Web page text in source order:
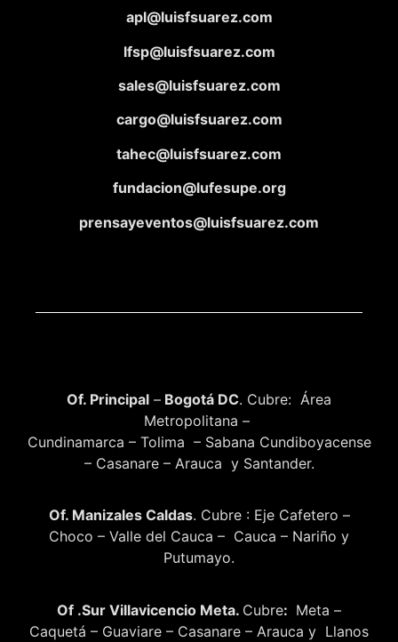
apl@luisfsuarez.com
lfsp@luisfsuarez.com
sales@luisfsuarez.com
cargo@luisfsuarez.com
tahec@luisfsuarez.com
fundacion@lufesupe.org
prensayeventos@luisfsuarez.com
Of. Principal – Bogotá DC. Cubre: Área
Metropolitana –
Cundinamarca – Tolima – Sabana Cundiboyacense
– Casanare – Arauca y Santander.
Of. Manizales Caldas. Cubre : Eje Cafetero –
Choco – Valle del Cauca – Cauca – Nariño y
Putumayo.
Of .Sur Villavicencio Meta. Cubre: Meta –
Caquetá – Guaviare – Casanare – Arauca y Llanos